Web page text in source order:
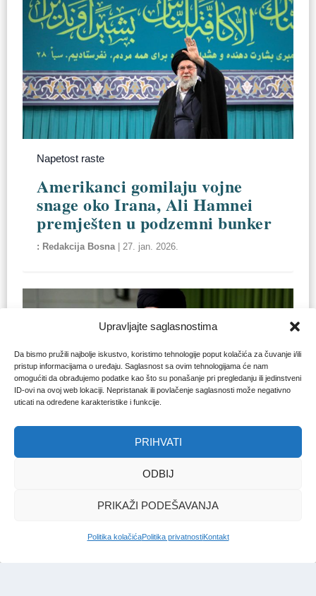
Upravljajte saglasnostima
Da bismo pružili najbolje iskustvo, koristimo tehnologije poput kolačića za čuvanje i/ili
pristup informacijama o uređaju. Saglasnost sa ovim tehnologijama će nam
omogućiti da obrađujemo podatke kao što su ponašanje pri pregledanju ili jedinstveni
ID-ovi na ovoj web lokaciji. Nepristanak ili povlačenje saglasnosti može negativno
uticati na određene karakteristike i funkcije.
PRIHVATI
ODBIJ
PRIKAŽI PODEŠAVANJA
Politika kolačićaPolitika privatnostiKontakt
Napetost raste
Amerikanci gomilaju vojne
snage oko Irana, Ali Hamnei
premješten u podzemni bunker
Redakcija Bosna|27. jan. 2026.
Britanci tvrde: Hamnei sprema
bijeg u Moskvu